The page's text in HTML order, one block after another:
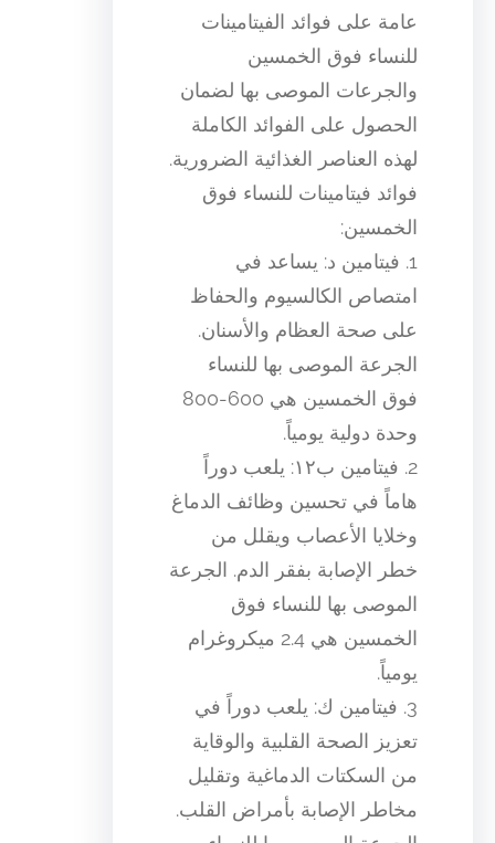
عامة على فوائد الفيتامينات
للنساء فوق الخمسين
والجرعات الموصى بها لضمان
الحصول على الفوائد الكاملة
لهذه العناصر الغذائية الضرورية.
فوائد فيتامينات للنساء فوق
الخمسين:
1. فيتامين د: يساعد في
امتصاص الكالسيوم والحفاظ
على صحة العظام والأسنان.
الجرعة الموصى بها للنساء
فوق الخمسين هي 600-800
وحدة دولية يومياً.
2. فيتامين ب١٢: يلعب دوراً
هاماً في تحسين وظائف الدماغ
وخلايا الأعصاب ويقلل من
خطر الإصابة بفقر الدم. الجرعة
الموصى بها للنساء فوق
الخمسين هي 2.4 ميكروغرام
يومياً.
3. فيتامين ك: يلعب دوراً في
تعزيز الصحة القلبية والوقاية
من السكتات الدماغية وتقليل
مخاطر الإصابة بأمراض القلب.